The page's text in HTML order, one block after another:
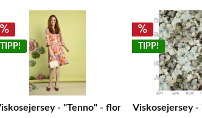
- graphisch...
TIPP!
- "Tenno" - floral - Blätter -...
TIPP!
Viskosejersey -